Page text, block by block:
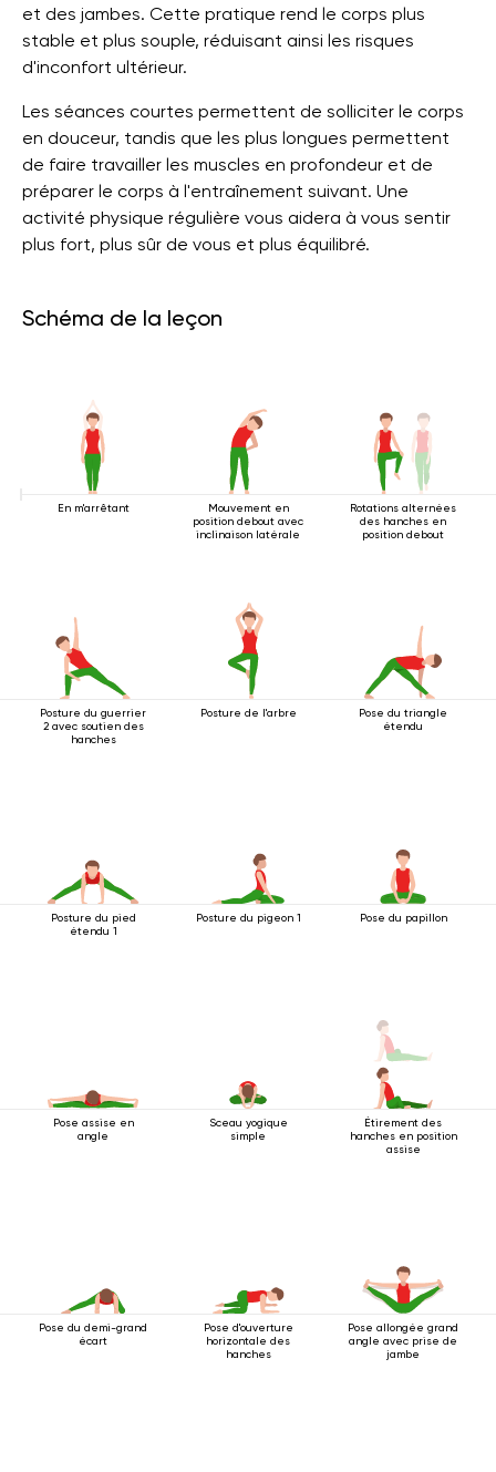
et des jambes. Cette pratique rend le corps plus
stable et plus souple, réduisant ainsi les risques
d'inconfort ultérieur.
Les séances courtes permettent de solliciter le corps
en douceur, tandis que les plus longues permettent
de faire travailler les muscles en profondeur et de
préparer le corps à l'entraînement suivant. Une
activité physique régulière vous aidera à vous sentir
plus fort, plus sûr de vous et plus équilibré.
Schéma de la leçon
En m'arrêtant
Mouvement en
position debout avec
inclinaison latérale
Rotations alternées
des hanches en
position debout
Posture du guerrier
2 avec soutien des
hanches
Posture de l'arbre
Pose du triangle
étendu
Posture du pied
étendu 1
Posture du pigeon 1 Pose du papillon
Pose assise en
angle
Sceau yogique
simple
Étirement des
hanches en position
assise
Pose du demi-grand
écart
Pose d'ouverture
horizontale des
hanches
Pose allongée grand
angle avec prise de
jambe